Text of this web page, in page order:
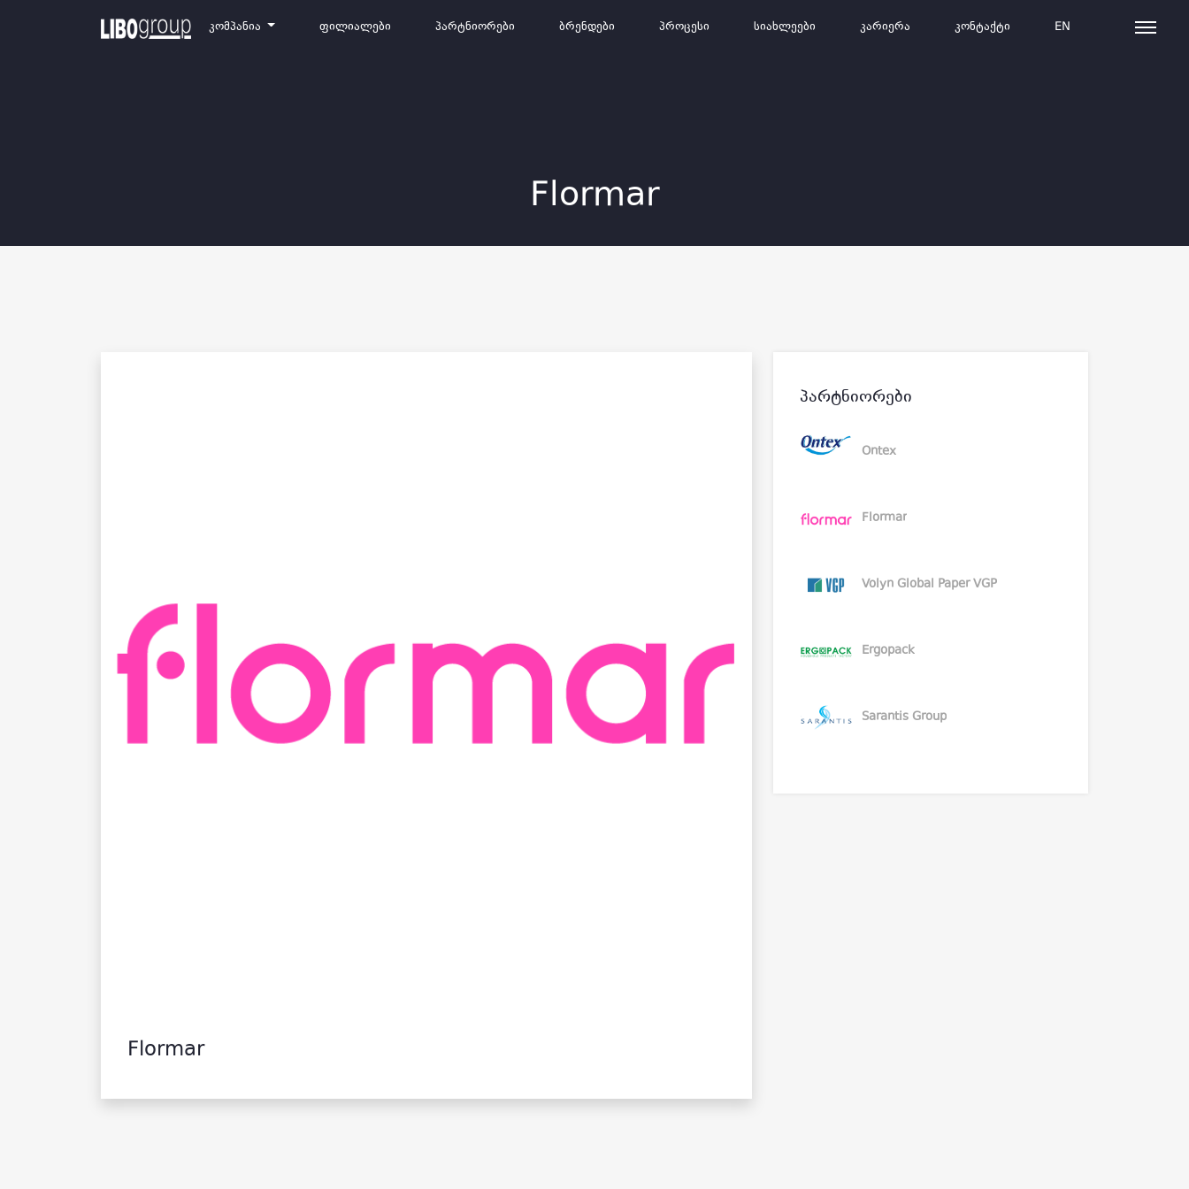
Კომპანია Ფილიალები Პარტნიორები Ბრენდები Პროცესი Სიახლეები Კარიერა Კონტაქტი EN
Flormar
Flormar
Პარტნიორები
Ontex
Flormar
Volyn Global Paper VGP
Ergopack
Sarantis Group